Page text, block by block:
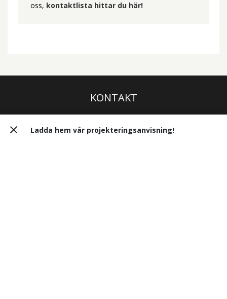
oss, kontaktlista hittar du här!
KONTAKT
Strandvägen 36
Ladda hem vår projekteringsanvisning!